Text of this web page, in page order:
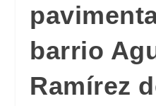
barrio
Ramírez